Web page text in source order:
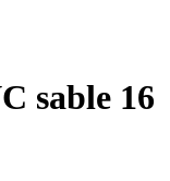
sable 16